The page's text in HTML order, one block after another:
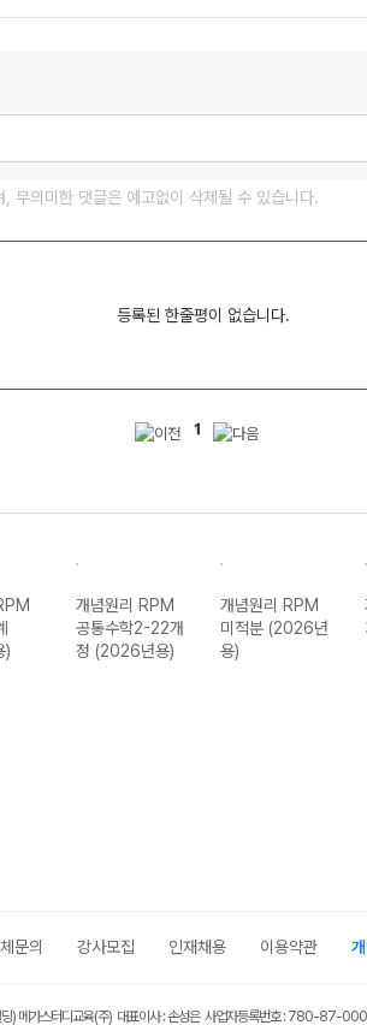
무의미한 댓글은 예고없이 삭제될 수 있습니다.
등록된 한줄평이 없습니다.
1
)
개념원리 RPM
공통수학2-22개
정 (2026년용)
개념원리 RPM
미적분 (2026년
용)
문의 강사모집 인재채용 이용약관
) 메가스터디교육(주) 대표이사 : 손성은 사업자등록번호 : 780-87-